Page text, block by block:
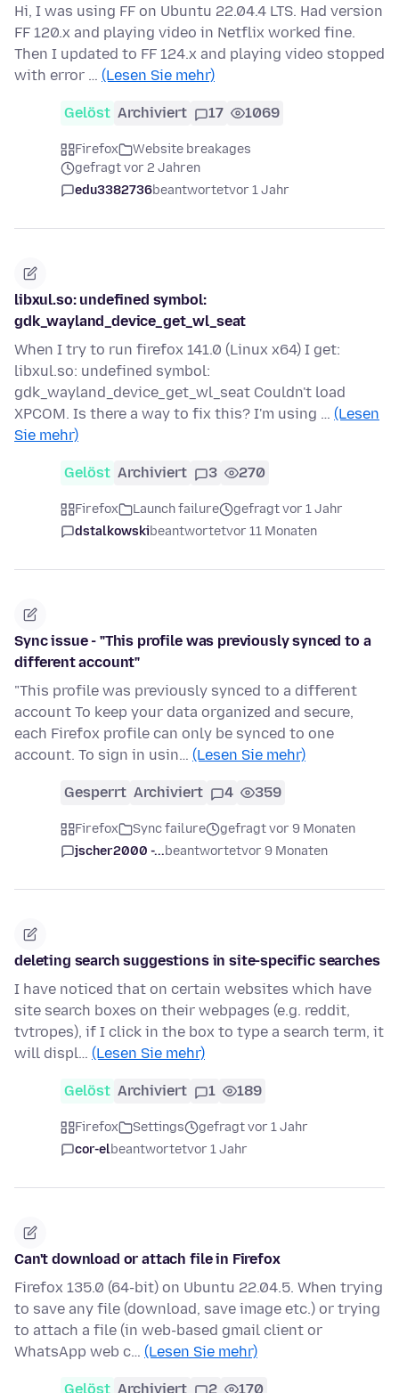
Hi, I was using FF on Ubuntu 22.04.4 LTS. Had version
FF 120.x and playing video in Netflix worked fine.
Then I updated to FF 124.x and playing video stopped
with error … (Lesen Sie mehr)
Gelöst Archiviert 17 1069
Firefox
Website breakages
gefragt vor 2 Jahren
edu3382736beantwortetvor 1 Jahr
libxul.so: undefined symbol:
gdk_wayland_device_get_wl_seat
When I try to run firefox 141.0 (Linux x64) I get:
libxul.so: undefined symbol:
gdk_wayland_device_get_wl_seat Couldn't load
XPCOM. Is there a way to fix this? I'm using … (Lesen
Sie mehr)
Gelöst Archiviert 3 270
Firefox Launch failure
gefragt vor 1 Jahr
dstalkowskibeantwortetvor 11 Monaten
Sync issue - "This profile was previously synced to a
different account"
"This profile was previously synced to a different
account To keep your data organized and secure,
each Firefox profile can only be synced to one
account. To sign in usin… (Lesen Sie mehr)
Gesperrt Archiviert 4 359
Firefox Sync failure
gefragt vor 9 Monaten
jscher2000 -...beantwortetvor 9 Monaten
deleting search suggestions in site-specific searches
I have noticed that on certain websites which have
site search boxes on their webpages (e.g. reddit,
tvtropes), if I click in the box to type a search term, it
will displ… (Lesen Sie mehr)
Gelöst Archiviert 1 189
Firefox Settings
gefragt vor 1 Jahr
cor-elbeantwortetvor 1 Jahr
Can't download or attach file in Firefox
Firefox 135.0 (64-bit) on Ubuntu 22.04.5. When trying
to save any file (download, save image etc.) or trying
to attach a file (in web-based gmail client or
WhatsApp web c… (Lesen Sie mehr)
Gelöst Archiviert 2 170